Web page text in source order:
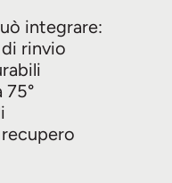
integrare:
rinvio
75°